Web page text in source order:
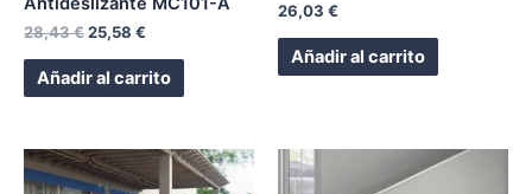
28,43€25,58 €
Añadir al carrito
26,03 €
Añadir al carrito